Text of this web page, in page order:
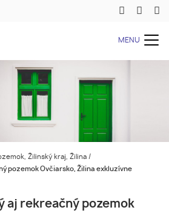
MENU
Žilinský kraj, Žilina /
pozemok Ovčiarsko, Žilina exkluzívne
aj rekreačný pozemok